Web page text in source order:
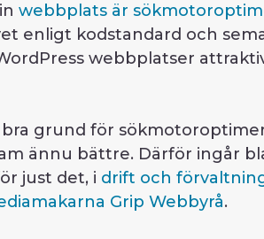
webbplats är
enligt kodstandard och
webbplatser
bra grund för
ännu bättre. Därför ingår
just det, i drift och
Grip Webbyrå.